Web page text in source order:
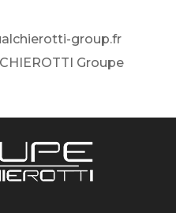
group.fr
Groupe